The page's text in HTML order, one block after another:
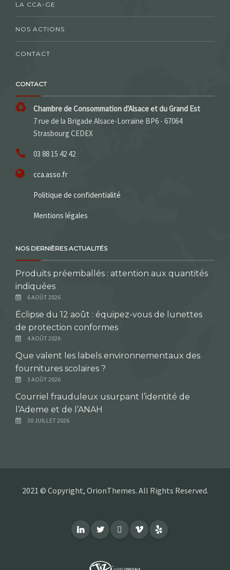
LA CCA-GE
NOS ACTIONS
CONTACT
CONTACT
Chambre de Consommation d'Alsace et du Grand Est
7 rue de la Brigade Alsace-Lorraine BP6 - 67064
Strasbourg CEDEX
03 88 15 42 42
cca.asso.fr
Politique de confidentialité
Mentions légales
NOS DERNIÈRES ACTUALITÉS
Produits préemballés : attention aux quantités
indiquées
6 AOÛT 2026
Éclipse du 12 août : équipez-vous de lunettes
de protection conformes
4 AOÛT 2026
Que valent les labels environnementaux des
fournitures scolaires ?
3 AOÛT 2026
Courriel frauduleux usurpant l’identité de
l’Ademe et de l’ANAH
30 JUILLET 2026
2021 © Copyright, OrionThemes. All Rights Reserved.